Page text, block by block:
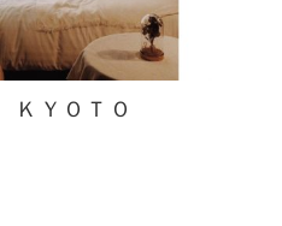
ＹＯＴＯ